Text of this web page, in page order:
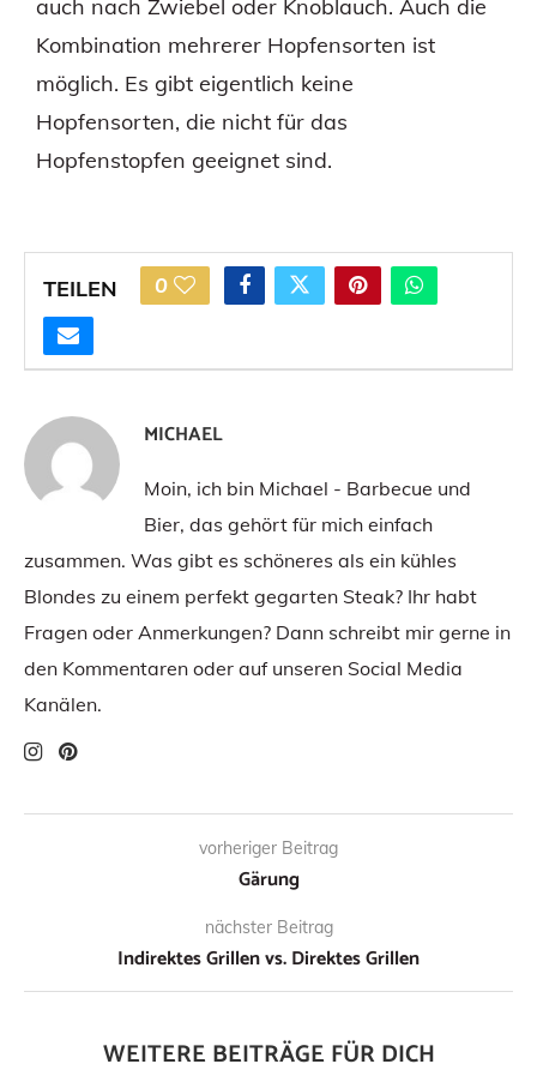
auch nach Zwiebel oder Knoblauch. Auch die
Kombination mehrerer Hopfensorten ist
möglich. Es gibt eigentlich keine
Hopfensorten, die nicht für das
Hopfenstopfen geeignet sind.
TEILEN 0
MICHAEL
Moin, ich bin Michael - Barbecue und
Bier, das gehört für mich einfach
zusammen. Was gibt es schöneres als ein kühles
Blondes zu einem perfekt gegarten Steak? Ihr habt
Fragen oder Anmerkungen? Dann schreibt mir gerne in
den Kommentaren oder auf unseren Social Media
Kanälen.
vorheriger Beitrag
Gärung
nächster Beitrag
Indirektes Grillen vs. Direktes Grillen
WEITERE BEITRÄGE FÜR DICH